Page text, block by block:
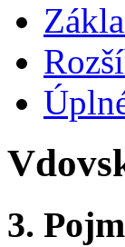
3.